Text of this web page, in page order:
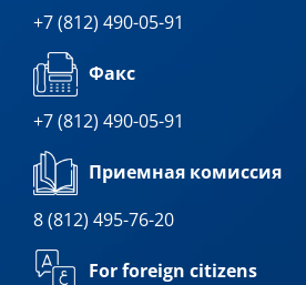
+7 (812) 490-05-91
Факс
+7 (812) 490-05-91
Приемная комиссия
8 (812) 495-76-20
For foreign citizens